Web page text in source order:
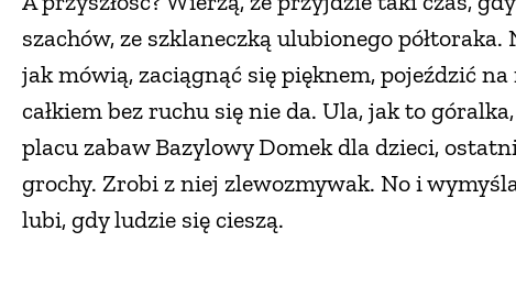
szachów, ze szklaneczką ulubionego
jak mówią, zaciągnąć się pięknem, pojeździć
całkiem bez ruchu się nie da. Ula, jak to
placu zabaw Bazylowy Domek dla dzieci,
grochy. Zrobi z niej zlewozmywak. No i
lubi, gdy ludzie się cieszą.